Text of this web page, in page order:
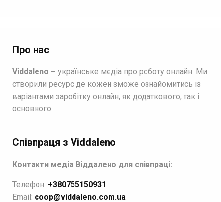
Про нас
Viddaleno – українське медіа про роботу онлайн. Ми
створили ресурс де кожен зможе ознайомитись із
варіантами заробітку онлайн, як додаткового, так і
основного.
Співпраця з Viddaleno
Контакти медіа Віддалено для співпраці:
Телефон: +380755150931
Email: coop@viddaleno.com.ua